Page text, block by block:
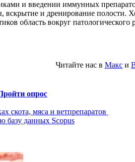
и введении иммунных
вскрытие и дренирование
область вокруг патологического
Читайте нас в Макс и
опрос
скота, мяса и ветпрепаратов
базу данных Scopus